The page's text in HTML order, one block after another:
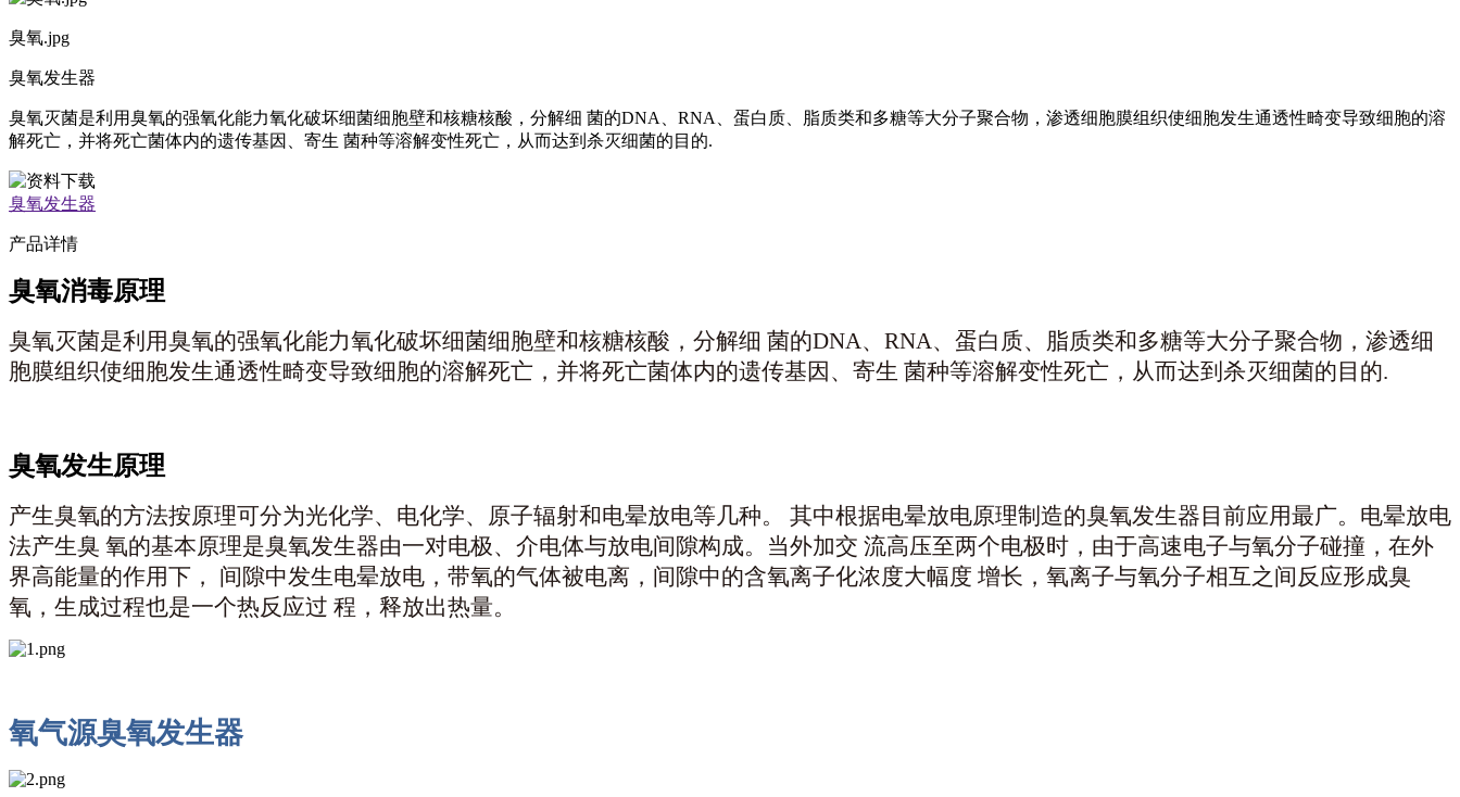
臭氧.jpg
臭氧发生器
臭氧灭菌是利用臭氧的强氧化能力氧化破坏细菌细胞壁和核糖核酸，分解细 菌的DNA、RNA、蛋白质、脂质类和多糖等大分子聚合物，渗透细胞膜组织使细胞发生通透性畸变导致细胞的溶
解死亡，并将死亡菌体内的遗传基因、寄生 菌种等溶解变性死亡，从而达到杀灭细菌的目的.
臭氧发生器
产品详情
臭氧消毒原理
臭氧灭菌是利用臭氧的强氧化能力氧化破坏细菌细胞壁和核糖核酸，分解细 菌的DNA、RNA、蛋白质、脂质类和多糖等大分子聚合物，渗透细
胞膜组织使细胞发生通透性畸变导致细胞的溶解死亡，并将死亡菌体内的遗传基因、寄生 菌种等溶解变性死亡，从而达到杀灭细菌的目的.
臭氧发生原理
产生臭氧的方法按原理可分为光化学、电化学、原子辐射和电晕放电等几种。 其中根据电晕放电原理制造的臭氧发生器目前应用最广。电晕放电
法产生臭 氧的基本原理是臭氧发生器由一对电极、介电体与放电间隙构成。当外加交 流高压至两个电极时，由于高速电子与氧分子碰撞，在外
界高能量的作用下， 间隙中发生电晕放电，带氧的气体被电离，间隙中的含氧离子化浓度大幅度 增长，氧离子与氧分子相互之间反应形成臭
氧，生成过程也是一个热反应过 程，释放出热量。
氧气源臭氧发生器